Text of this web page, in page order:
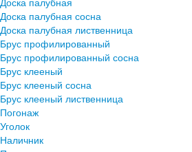
Доска палубная сосна
Доска палубная лиственница
Брус профилированный
Брус профилированный сосна
Брус клееный
Брус клееный сосна
Брус клееный лиственница
Погонаж
Уголок
Наличник